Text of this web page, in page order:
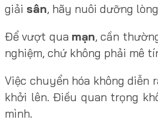
giải sân, hãy nuôi dưỡng
Để vượt qua mạn, cần
nghiệm, chứ không phải mê
Việc chuyển hóa không diễn
khởi lên. Điều quan trọng
mình.